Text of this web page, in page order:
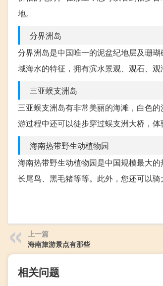
地。
分界洲岛
分界洲岛是中国唯一的泥盆纪地层及珊
域海水的特征，拥有滨水景观、观石、观
三亚蜈支洲岛
三亚蜈支洲岛有非常美丽的海滩，白色
游过程中还可以徒步穿过蜈支洲大桥，体
海南热带野生动植物园
海南热带野生动植物园是中国规模最大
长尾鸟、黑毛猪等等。此外，您还可以
上一篇
海南旅游景点有那些
相关问题